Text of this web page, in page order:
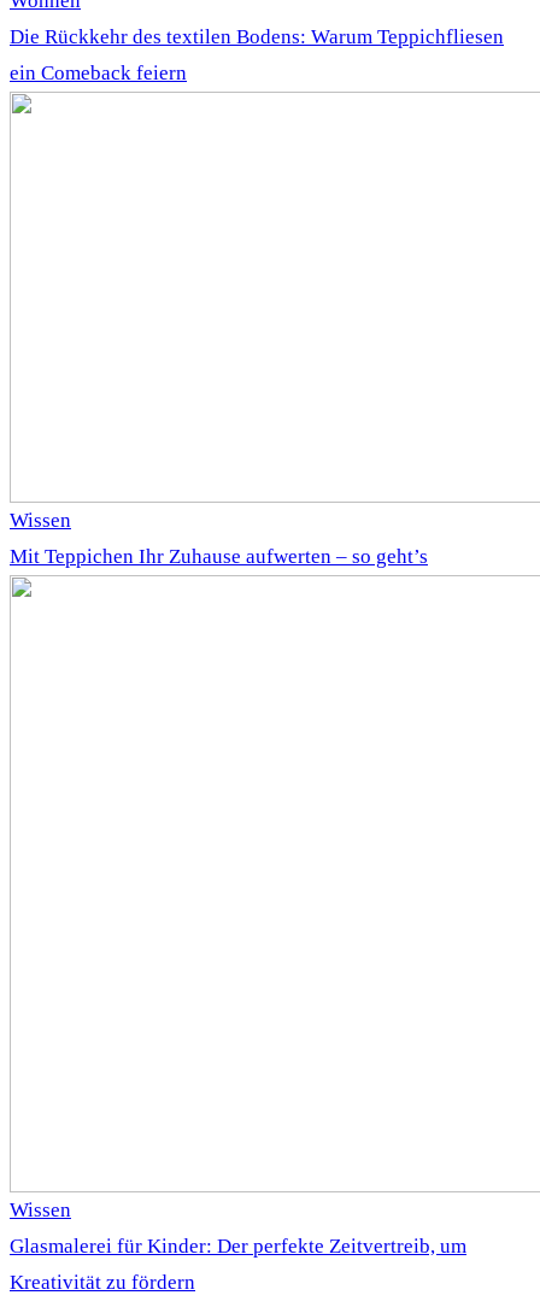
Die Rückkehr des textilen Bodens: Warum Teppichfliesen
ein Comeback feiern
Wissen
Mit Teppichen Ihr Zuhause aufwerten – so geht’s
Wissen
Glasmalerei für Kinder: Der perfekte Zeitvertreib, um
Kreativität zu fördern